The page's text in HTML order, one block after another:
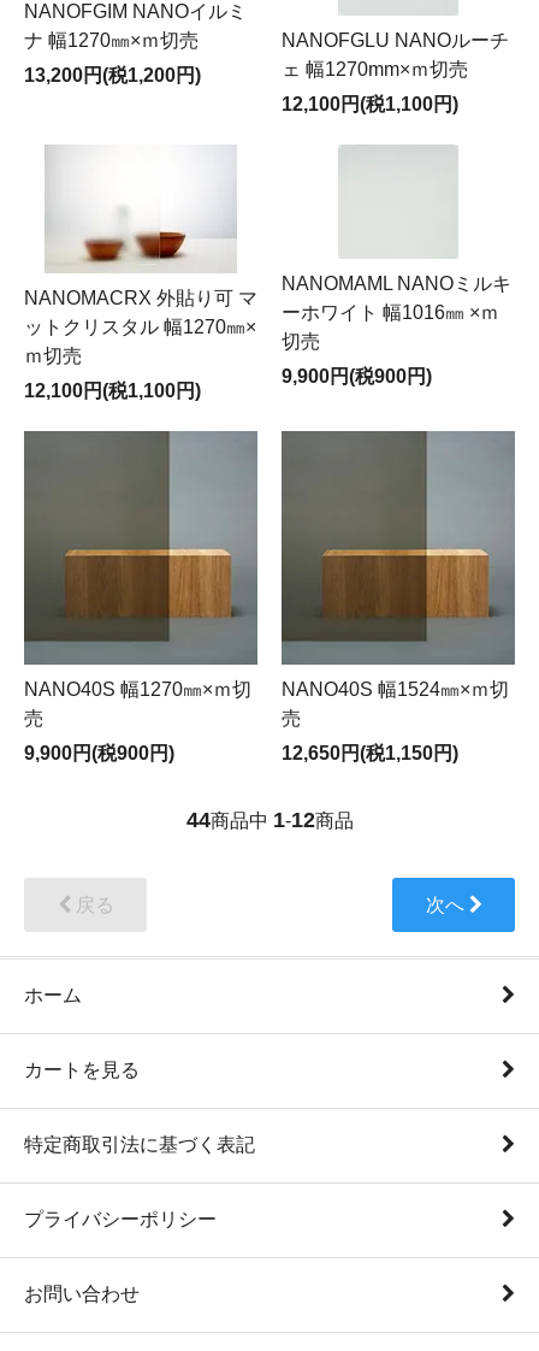
NANOFGIM NANOイルミ
ナ 幅1270㎜×ｍ切売
13,200円(税1,200円)
NANOFGLU NANOルーチ
ェ 幅1270mm×ｍ切売
12,100円(税1,100円)
NANOMACRX 外貼り可 マ
ットクリスタル 幅1270㎜×
ｍ切売
12,100円(税1,100円)
NANOMAML NANOミルキ
ーホワイト 幅1016㎜ ×ｍ
切売
9,900円(税900円)
NANO40S 幅1270㎜×ｍ切
売
9,900円(税900円)
NANO40S 幅1524㎜×ｍ切
売
12,650円(税1,150円)
44商品中 1-12商品
戻る 次へ
ホーム
カートを見る
特定商取引法に基づく表記
プライバシーポリシー
お問い合わせ